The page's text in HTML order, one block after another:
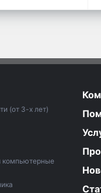
(от 3-х лет)
компьютерные